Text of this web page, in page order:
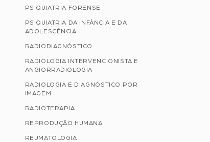
PSIQUIATRIA FORENSE
PSIQUIATRIA DA INFÂNCIA E DA
ADOLESCÊNCIA
RADIODIAGNÓSTICO
RADIOLOGIA INTERVENCIONISTA E
ANGIORRADIOLOGIA
RADIOLOGIA E DIAGNÓSTICO POR
IMAGEM
RADIOTERAPIA
REPRODUÇÃO HUMANA
REUMATOLOGIA